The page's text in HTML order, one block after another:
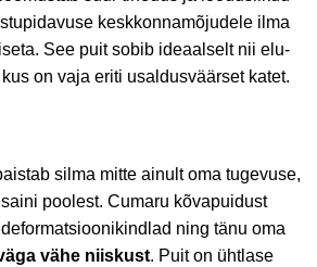
keskkonnamõjudele ilma
See puit sobib ideaalselt nii elu-
on vaja eriti usaldusväärset katet.
silma mitte ainult oma tugevuse,
poolest. Cumaru kõvapuidust
ning tänu oma
vähe niiskust. Puit on ühtlase